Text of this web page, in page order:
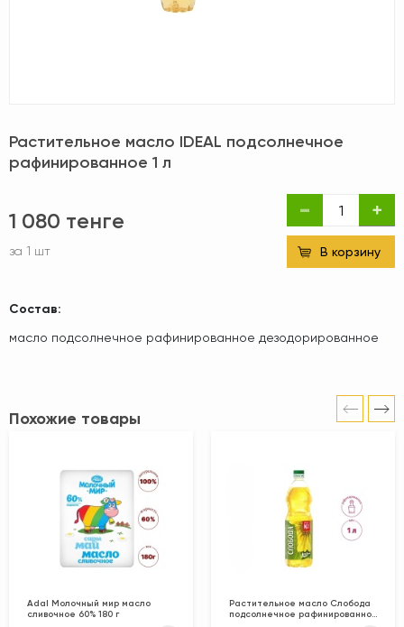
Растительное масло IDEAL подсолнечное
рафинированное 1 л
1 080 тенге
за 1 шт В корзину
Состав:
масло подсолнечное рафинированное дезодорированное
Похожие товары
Adal Молочный мир масло
сливочное 60% 180 г
Растительное масло Слобода
подсолнечное рафинированное